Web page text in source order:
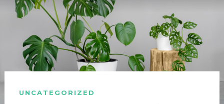
UNCATEGORIZED